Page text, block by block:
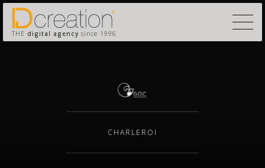
THE digital agency since 1996
CHARLEROI